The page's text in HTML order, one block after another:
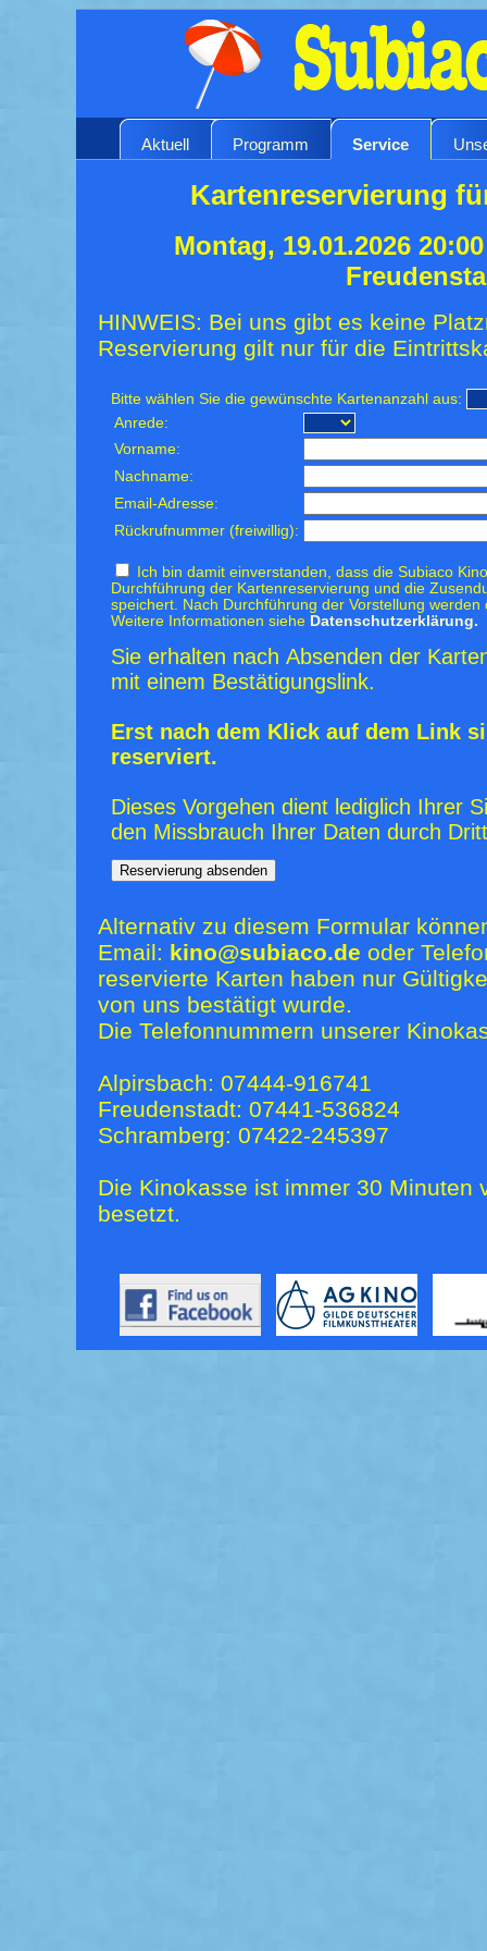
Aktuell Programm Service
Kartenreservierung
Montag, 19.01.2026
HINWEIS: Bei uns gibt es keine
Reservierung gilt nur für die
Bitte wählen Sie die gewünschte Kartenanzahl aus:
Anrede:
Vorname:
Nachname:
Email-Adresse:
Rückrufnummer (freiwillig):
Ich bin damit einverstanden, dass die Subiaco
Durchführung der Kartenreservierung und die
speichert. Nach Durchführung der Vorstellung
Weitere Informationen siehe Datenschutzerklärung.
Sie erhalten nach Absenden der
mit einem Bestätigungslink.
Erst nach dem Klick auf dem Link
reserviert.
Dieses Vorgehen dient lediglich Ihrer
den Missbrauch Ihrer Daten durch
Alternativ zu diesem Formular
Email: kino@subiaco.de oder
reservierte Karten haben nur
von uns bestätigt wurde.
Die Telefonnummern unserer
Alpirsbach: 07444-916741
Freudenstadt: 07441-536824
Schramberg: 07422-245397
Die Kinokasse ist immer 30 Minuten
besetzt.